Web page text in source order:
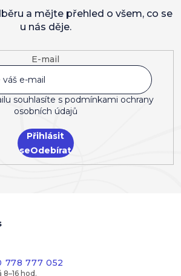
E-mail
souhlasíte s podmínkami ochrany
osobních údajů
Přihlásit
se
a mějte přehled o všem, co se
u nás děje.
778 777 052